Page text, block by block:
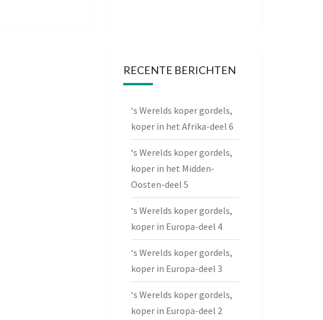
RECENTE BERICHTEN
‘s Werelds koper gordels,
koper in het Afrika-deel 6
‘s Werelds koper gordels,
koper in het Midden-
Oosten-deel 5
‘s Werelds koper gordels,
koper in Europa-deel 4
‘s Werelds koper gordels,
koper in Europa-deel 3
‘s Werelds koper gordels,
koper in Europa-deel 2